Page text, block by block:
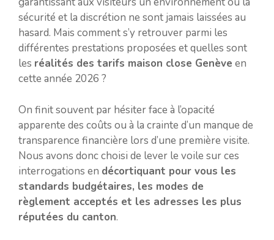
sécurité et la discrétion ne sont jamais laissées au
hasard. Mais comment s’y retrouver parmi les
différentes prestations proposées et quelles sont
les réalités des tarifs maison close Genève en
cette année 2026 ?
On finit souvent par hésiter face à l’opacité
apparente des coûts ou à la crainte d’un manque de
transparence financière lors d’une première visite.
Nous avons donc choisi de lever le voile sur ces
interrogations en décortiquant pour vous les
standards budgétaires, les modes de
règlement acceptés et les adresses les plus
réputées du canton.